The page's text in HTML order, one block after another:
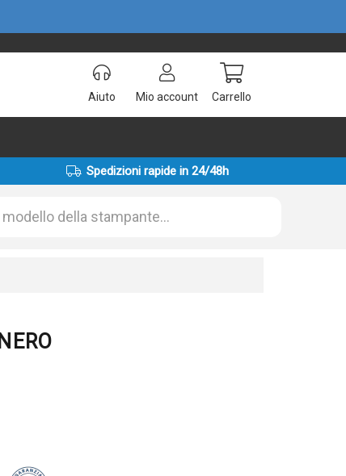
Aiuto Mio account Carrello
Spedizioni rapide in 24/48h